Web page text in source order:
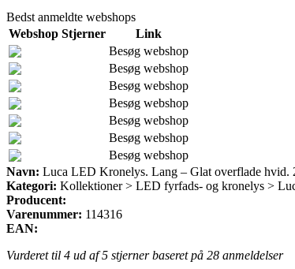
Bedst anmeldte webshops
Webshop Stjerner
Link
Besøg webshop
Besøg webshop
Besøg webshop
Besøg webshop
Besøg webshop
Besøg webshop
Besøg webshop
Navn: Luca LED Kronelys. Lang – Glat overflade hvid.
Kategori: Kollektioner > LED fyrfads- og kronelys >
Producent:
Varenummer: 114316
EAN:
Vurderet til 4 ud af 5 stjerner baseret på 28 anmeldelser